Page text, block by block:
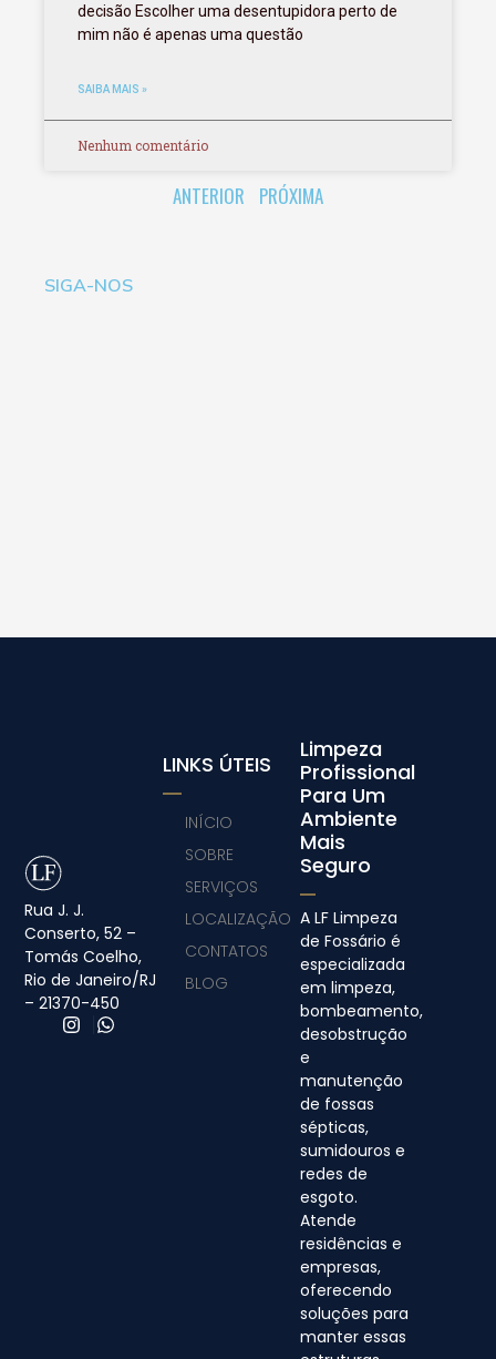
decisão Escolher uma desentupidora perto de
mim não é apenas uma questão
SAIBA MAIS »
Nenhum comentário
ANTERIOR PRÓXIMA
SIGA-NOS
Rua J. J.
Conserto, 52 –
Tomás Coelho,
Rio de Janeiro/RJ
– 21370-450
Limpeza
Profissional
Para Um
Ambiente
Mais
Seguro
A LF Limpeza
de Fossário é
especializada
em limpeza,
bombeamento,
desobstrução
e
manutenção
de fossas
sépticas,
sumidouros e
redes de
esgoto.
Atende
residências e
empresas,
oferecendo
soluções para
manter essas
LINKS ÚTEIS
INÍCIO
SOBRE
SERVIÇOS
LOCALIZAÇÃO
CONTATOS
BLOG